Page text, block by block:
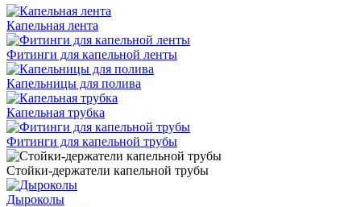
Капельная лента
Фитинги для капельной ленты
Капельницы для полива
Капельная трубка
Фитинги для капельной трубы
Стойки-держатели капельной трубы
Дыроколы